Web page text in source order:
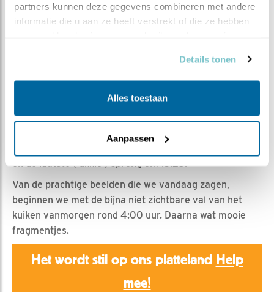
partners kunnen deze gegevens combineren met andere
informatie die u aan ze heeft verstrekt of die ze hebben
Details tonen
Alles toestaan
Aanpassen
Romke Visser | Geplaatst op 31 mei 2025, 17:00 |
Vol spanning zaten we vandaag te kijken.
Wagen ze de sprong? Na een aantal lokkingen, vanaf
halverwege de ochtend, was het om 15:18 uur zover. Het
eerste kuiken sprong, om 15:27 gevolgd door de tweede
en de laatste ('ukkie') sprong om 15:28.
Van de prachtige beelden die we vandaag zagen,
beginnen we met de bijna niet zichtbare val van het
kuiken vanmorgen rond 4:00 uur. Daarna wat mooie
fragmentjes.
Het wordt stil op ons platteland Help
mee!